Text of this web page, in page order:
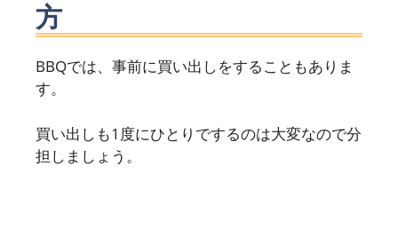
方
BBQでは、事前に買い出しをすることもありま
す。
買い出しも1度にひとりでするのは大変なので分
担しましょう。